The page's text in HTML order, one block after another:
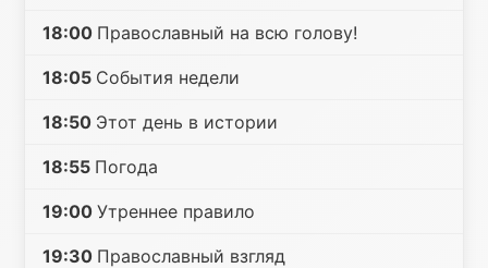
18:00 Православный на всю голову!
18:05 События недели
18:50 Этот день в истории
18:55 Погода
19:00 Утреннее правило
19:30 Православный взгляд